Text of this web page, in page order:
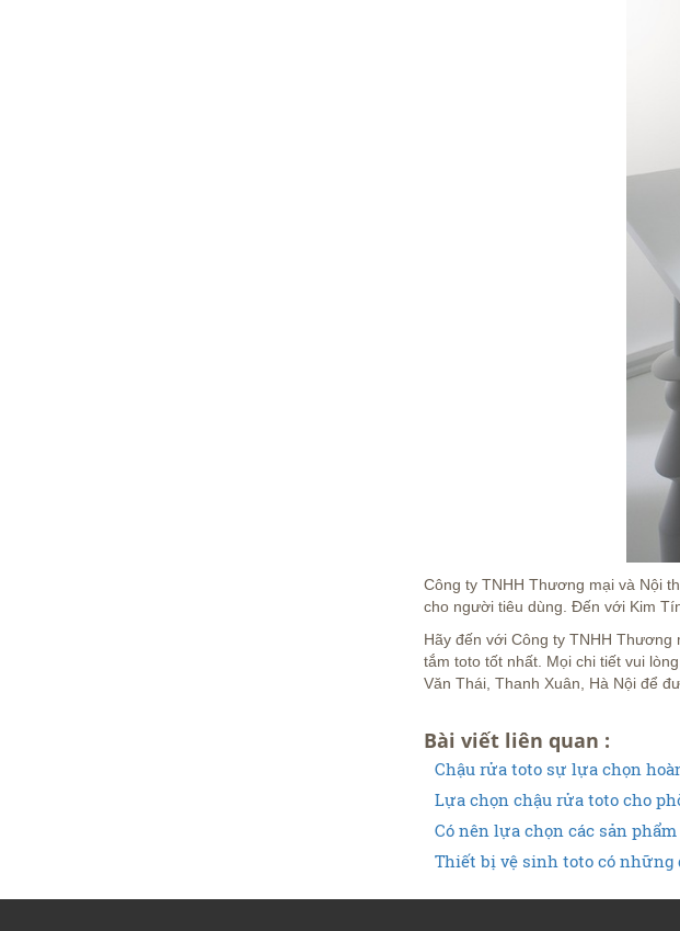
Công ty TNHH Thương mại và Nội
cho người tiêu dùng. Đến với Kim
Hãy đến với Công ty TNHH
tắm toto tốt nhất. Mọi chi tiết vui
Văn Thái, Thanh Xuân, Hà Nội để
Bài viết liên quan :
Chậu rửa toto sự lựa chọn
Lựa chọn chậu rửa toto cho
Có nên lựa chọn các sản
Thiết bị vệ sinh toto có những